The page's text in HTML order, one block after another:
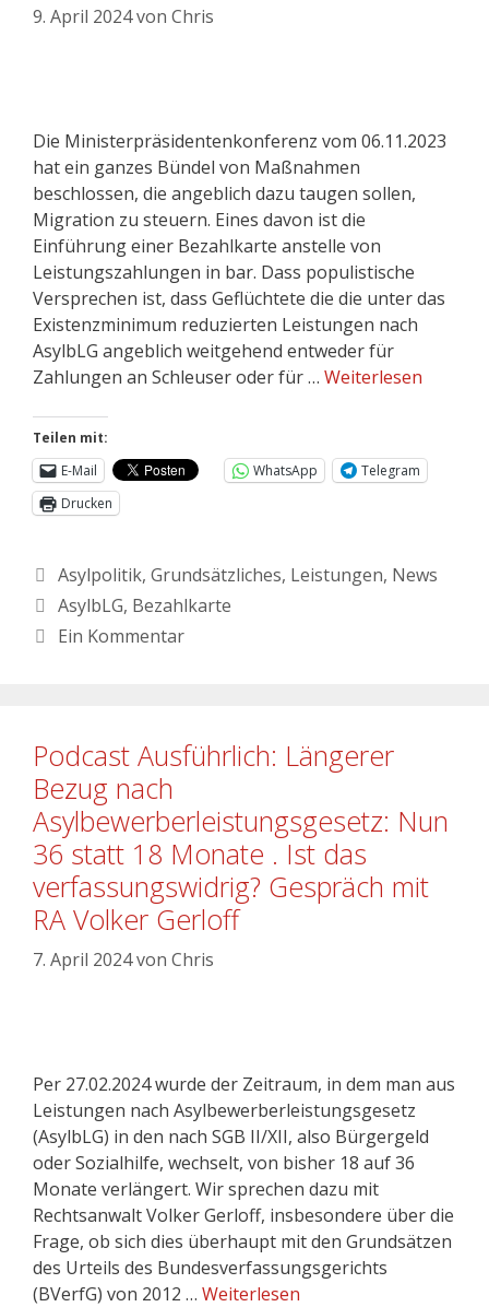
9. April 2024von Chris
Die Ministerpräsidentenkonferenz vom 06.11.2023
hat ein ganzes Bündel von Maßnahmen
beschlossen, die angeblich dazu taugen sollen,
Migration zu steuern. Eines davon ist die
Einführung einer Bezahlkarte anstelle von
Leistungszahlungen in bar. Dass populistische
Versprechen ist, dass Geflüchtete die die unter das
Existenzminimum reduzierten Leistungen nach
AsylbLG angeblich weitgehend entweder für
Zahlungen an Schleuser oder für … Weiterlesen
Teilen mit:
E-Mail
WhatsApp
Telegram
Drucken
Asylpolitik, Grundsätzliches, Leistungen, News
AsylbLG, Bezahlkarte
Ein Kommentar
Podcast Ausführlich: Längerer
Bezug nach
Asylbewerberleistungsgesetz: Nun
36 statt 18 Monate . Ist das
verfassungswidrig? Gespräch mit
RA Volker Gerloff
7. April 2024von Chris
Per 27.02.2024 wurde der Zeitraum, in dem man aus
Leistungen nach Asylbewerberleistungsgesetz
(AsylbLG) in den nach SGB II/XII, also Bürgergeld
oder Sozialhilfe, wechselt, von bisher 18 auf 36
Monate verlängert. Wir sprechen dazu mit
Rechtsanwalt Volker Gerloff, insbesondere über die
Frage, ob sich dies überhaupt mit den Grundsätzen
des Urteils des Bundesverfassungsgerichts
(BVerfG) von 2012 … Weiterlesen